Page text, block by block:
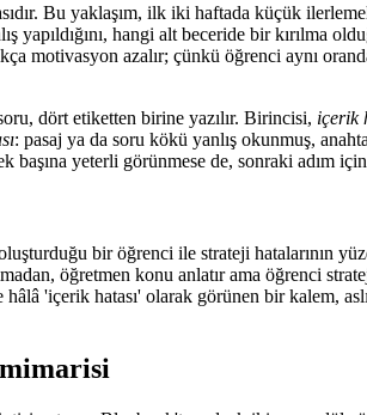
Bu yaklaşım, ilk iki haftada küçük
yapıldığını, hangi alt beceride bir kırılma
motivasyon azalır; çünkü öğrenci aynı
dört etiketten birine yazılır. Birincisi, içerik
: pasaj ya da soru kökü yanlış okunmuş,
başına yeterli görünmese de, sonraki adım
bir öğrenci ile strateji hatalarının
öğretmen konu anlatır ama öğrenci
hâlâ 'içerik hatası' olarak görünen bir kalem,